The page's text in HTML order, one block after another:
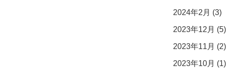
2024年2月 (3)
2023年12月 (5)
2023年11月 (2)
2023年10月 (1)